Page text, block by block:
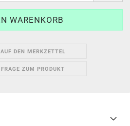
AUF DEN MERKZETTEL
FRAGE ZUM PRODUKT